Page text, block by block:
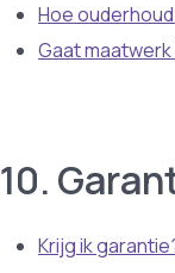
Hoe
Gaat
10.
Krijg ik